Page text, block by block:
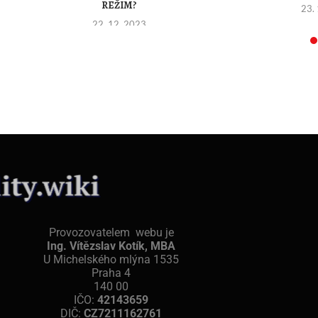
REŽIM?
22. 12. 2023
23.
Provozovatelem webu je
Ing. Vítězslav Kotík, MBA
U Michelského mlýna 1535
Praha 4
140 00
IČO:42143659
DIČ:CZ7211162761